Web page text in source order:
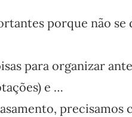
porque não
para organizar
e …
precisamos